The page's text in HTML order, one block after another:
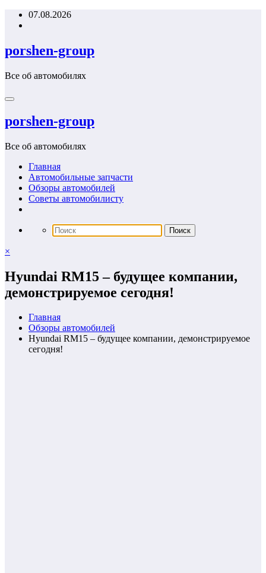
Перейти07.08.2026
porshen-group
Все об автомобилях
porshen-group
Все об автомобилях
Главная
Автомобильные запчасти
Обзоры автомобилей
Советы автомобилисту
×
Hyundai RM15 – будущее компании,
демонстрируемое сегодня!
Главная
Обзоры автомобилей
Hyundai RM15 – будущее компании, демонстрируемое
сегодня!